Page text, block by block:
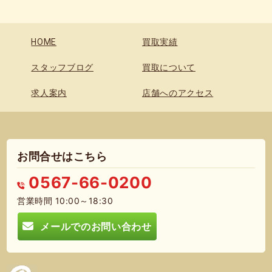
HOME 買取実績
スタッフブログ 買取について
求人案内 店舗へのアクセス
お問合せはこちら
0567-66-0200
営業時間 10:00～18:30
メールでのお問い合わせ